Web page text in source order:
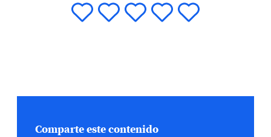
Comparte este contenido